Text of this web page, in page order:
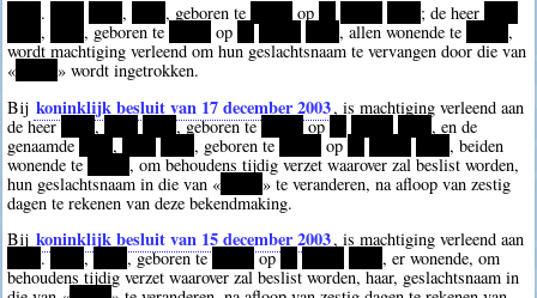
. ****, ****, geboren te op ; de heer
****, ****, geboren te op ****, allen wonende te *****,
wordt machtiging verleend om hun geslachtsnaam te vervangen door die van
« *****» wordt ingetrokken.
Bij koninklijk besluit van 17 december 2003, is machtiging verleend aan
de heer ****, **** ****, geboren te *****op
, en de
genaamde ****, **** , geboren te op ** *****
, beiden
wonende te *****, om behoudens tijdig verzet waarover zal beslist worden,
hun geslachtsnaam in die van « *****» te veranderen, na afloop van zestig
dagen te rekenen van deze bekendmaking.
Bij koninklijk besluit van 15 december 2003, is machtiging verleend aan
. ****, ****, geboren te op ****, er wonende, om
behoudens tijdig verzet waarover zal beslist worden, haar, geslachtsnaam in